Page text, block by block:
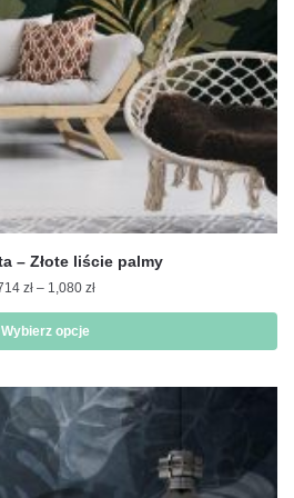
produktu
– Złote liście palmy
zł – 1,080 złZakres
714 zł
1,080 zł
Wybierz opcje
produkt
ma
wiele
wariantów.